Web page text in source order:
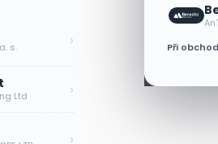
Při
s. ›
Ltd ›
›